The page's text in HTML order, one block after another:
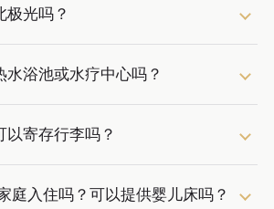
极光吗？
浴池或水疗中心吗？
以寄存行李吗？
庭入住吗？可以提供婴儿床吗？